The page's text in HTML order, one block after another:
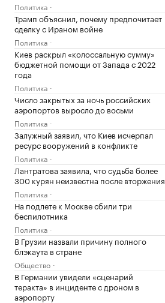
Политика
Трамп объяснил, почему предпочитает
сделку с Ираном войне
Политика
Киев раскрыл «колоссальную сумму»
бюджетной помощи от Запада с 2022
года
Политика
Число закрытых за ночь российских
аэропортов выросло до восьми
Политика
Залужный заявил, что Киев исчерпал
ресурс вооружений в конфликте
Политика
Лантратова заявила, что судьба более
300 курян неизвестна после вторжения
Политика
На подлете к Москве сбили три
беспилотника
Политика
В Грузии назвали причину полного
блэкаута в стране
Общество
В Германии увидели «сценарий
теракта» в инциденте с дроном в
аэропорту